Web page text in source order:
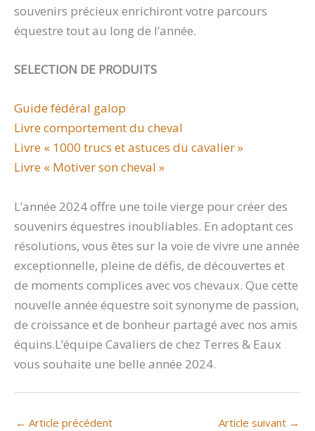
souvenirs précieux enrichiront votre parcours
équestre tout au long de l’année.
SELECTION DE PRODUITS
Guide fédéral galop
Livre comportement du cheval
Livre « 1000 trucs et astuces du cavalier »
Livre « Motiver son cheval »
L’année 2024 offre une toile vierge pour créer des
souvenirs équestres inoubliables. En adoptant ces
résolutions, vous êtes sur la voie de vivre une année
exceptionnelle, pleine de défis, de découvertes et
de moments complices avec vos chevaux. Que cette
nouvelle année équestre soit synonyme de passion,
de croissance et de bonheur partagé avec nos amis
équins.L’équipe Cavaliers de chez Terres & Eaux
vous souhaite une belle année 2024.
← Article précédent Article suivant →